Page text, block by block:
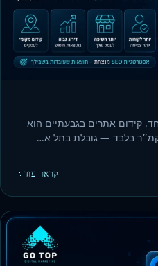
קידום אתרים בגבעתיים הוא
קראו עוד